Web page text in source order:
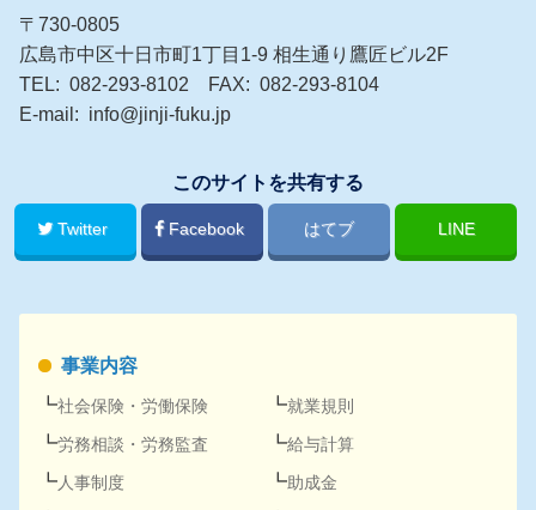
〒730-0805
広島市中区十日市町1丁目1-9 相生通り鷹匠ビル2F
TEL
082-293-8102 FAX
082-293-8104
E-mail
info@jinji-fuku.jp
このサイトを共有する
Twitter Facebook はてブ LINE
事業内容
社会保険 ・ 労働保険
労務相談・ 労務監査
人事制度
就業規則
給与計算
助成金